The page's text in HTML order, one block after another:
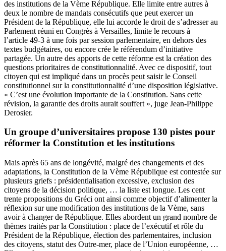
des institutions de la Vème République. Elle limite entre autres à
deux le nombre de mandats consécutifs que peut exercer un
Président de la République, elle lui accorde le droit de s’adresser au
Parlement réuni en Congrès à Versailles, limite le recours à
l’article 49-3 à une fois par session parlementaire, en dehors des
textes budgétaires, ou encore crée le référendum d’initiative
partagée. Un autre des apports de cette réforme est la création des
questions prioritaires de constitutionnalité. Avec ce dispositif, tout
citoyen qui est impliqué dans un procès peut saisir le Conseil
constitutionnel sur la constitutionnalité d’une disposition législative.
« C’est une évolution importante de la Constitution. Sans cette
révision, la garantie des droits aurait souffert », juge Jean-Philippe
Derosier.
Un groupe d’universitaires propose 130 pistes pour
réformer la Constitution et les institutions
Mais après 65 ans de longévité, malgré des changements et des
adaptations, la Constitution de la Vème République est contestée sur
plusieurs griefs : présidentialisation excessive, exclusion des
citoyens de la décision politique, … la liste est longue. Les cent
trente propositions du Gréci ont ainsi comme objectif d’alimenter la
réflexion sur une modification des institutions de la Vème, sans
avoir à changer de République. Elles abordent un grand nombre de
thèmes traités par la Constitution : place de l’exécutif et rôle du
Président de la République, élection des parlementaires, inclusion
des citoyens, statut des Outre-mer, place de l’Union européenne, …